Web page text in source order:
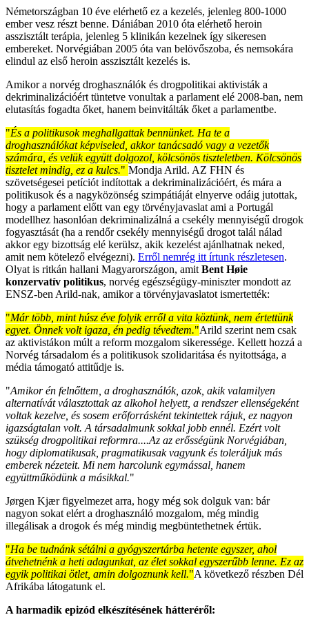
Németországban 10 éve elérhető ez a kezelés, jelenleg 800-1000
ember vesz részt benne. Dániában 2010 óta elérhető heroin
asszisztált terápia, jelenleg 5 klinikán kezelnek így sikeresen
embereket. Norvégiában 2005 óta van belövőszoba, és nemsokára
elindul az első heroin asszisztált kezelés is.
Amikor a norvég droghasználók és drogpolitikai aktivisták a
dekriminalizációért tüntetve vonultak a parlament elé 2008-ban, nem
elutasítás fogadta őket, hanem beinvitálták őket a parlamentbe.
"És a politikusok meghallgattak bennünket. Ha te a
droghasználókat képviseled, akkor tanácsadó vagy a vezetők
számára, és velük együtt dolgozol, kölcsönös tiszteletben. Kölcsönös
tisztelet mindig, ez a kulcs." Mondja Arild. AZ FHN és
szövetségesei petíciót indítottak a dekriminalizációért, és mára a
politikusok és a nagyközönség szimpátiáját elnyerve odáig jutottak,
hogy a parlament előtt van egy törvényjavaslat ami a Portugál
modellhez hasonlóan dekriminalizálná a csekély mennyiségű drogok
fogyasztását (ha a rendőr csekély mennyiségű drogot talál nálad
akkor egy bizottság elé kerülsz, akik kezelést ajánlhatnak neked,
amit nem kötelező elvégezni). Erről nemrég itt írtunk részletesen.
Olyat is ritkán hallani Magyarországon, amit Bent Høie
konzervatív politikus, norvég egészségügy-miniszter mondott az
ENSZ-ben Arild-nak, amikor a törvényjavaslatot ismertették:
"Már több, mint húsz éve folyik erről a vita köztünk, nem értettünk
egyet. Önnek volt igaza, én pedig tévedtem."Arild szerint nem csak
az aktivistákon múlt a reform mozgalom sikeressége. Kellett hozzá a
Norvég társadalom és a politikusok szolidaritása és nyitottsága, a
média támogató attitűdje is.
"Amikor én felnőttem, a droghasználók, azok, akik valamilyen
alternatívát választottak az alkohol helyett, a rendszer ellenségeként
voltak kezelve, és sosem erőforrásként tekintettek rájuk, ez nagyon
igazságtalan volt. A társadalmunk sokkal jobb ennél. Ezért volt
szükség drogpolitikai reformra....Az az erősségünk Norvégiában,
hogy diplomatikusak, pragmatikusak vagyunk és toleráljuk más
emberek nézeteit. Mi nem harcolunk egymással, hanem
együttműködünk a másikkal."
Jørgen Kjær figyelmezet arra, hogy még sok dolguk van: bár
nagyon sokat elért a droghasználó mozgalom, még mindig
illegálisak a drogok és még mindig megbüntethetnek értük.
"Ha be tudnánk sétálni a gyógyszertárba hetente egyszer, ahol
átvehetnénk a heti adagunkat, az élet sokkal egyszerűbb lenne. Ez az
egyik politikai ötlet, amin dolgoznunk kell."A következő részben Dél
Afrikába látogatunk el.
A harmadik epizód elkészítésének hátteréről: